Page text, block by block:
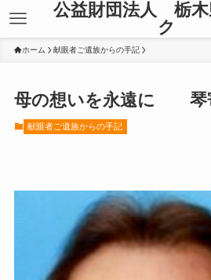
公益財団法人 栃木
ク
ホーム 献眼者ご遺族からの手記
母の想いを永遠に 琴
献眼者ご遺族からの手記